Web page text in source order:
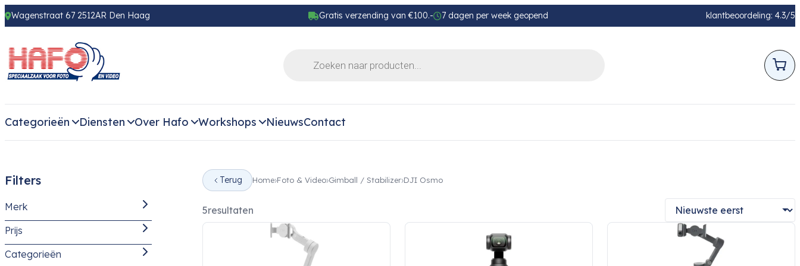
Wagenstraat 67 2512AR Den Haag Gratis verzending van €100.- 7 dagen per week geopend klantbeoordeling: 4.3/5
Categorieën Diensten Over Hafo Workshops NieuwsContact
Filters
Merk
DJI
Prijs
Categorieën
Terug Home Foto & Video Gimball / Stabilizer DJI Osmo
5resultaten